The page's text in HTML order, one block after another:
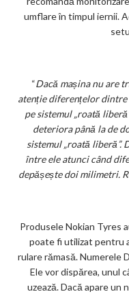
umflare în timpul iernii.
“Dacă mașina nu are
atenție diferențelor dintre
pe sistemul „roată
deteriora până la de
sistemul „roată liberă”.
între ele atunci când
depășește doi milimetri.
Produsele Nokian Tyres
poate fi utilizat pentru
rulare rămasă. Numerele
Ele vor dispărea, unul
uzează. Dacă apare un